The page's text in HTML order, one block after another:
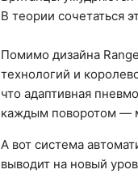
В теории сочетаться
Помимо дизайна
технологий и
что адаптивная
каждым поворотом —
А вот система
выводит на новый